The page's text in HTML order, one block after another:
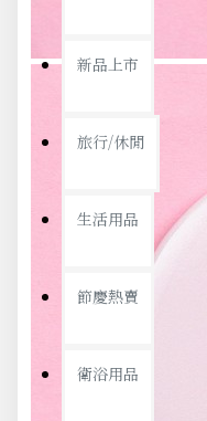
新品上市
旅行/休閒
生活用品
節慶熱賣
衛浴用品